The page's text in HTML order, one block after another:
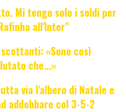
Mi tengo solo i soldi per
all'Inter"
«Sono così
che...»
via l'albero di Natale e
addobbare col 3-5-2